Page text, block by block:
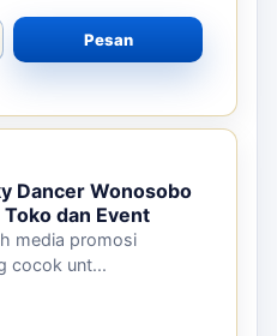
Pesan
Dancer Wonosobo
dan Event
media promosi
cocok unt...
Rp7.500.000.
Rp5.000.000.